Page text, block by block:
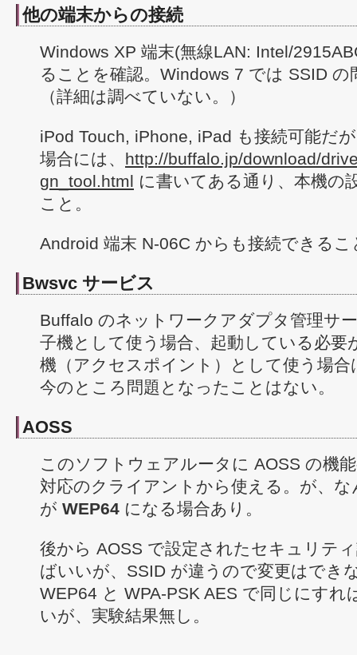
他の端末からの接続
Windows XP 端末(無線LAN: Intel/
ることを確認。Windows 7 では SSID の
（詳細は調べていない。）
iPod Touch, iPhone, iPad も接続可能だ
場合には、 http://buffalo.jp/download/
gn_tool.html に書いてある通り、本機の
こと。
Android 端末 N-06C からも接続できるこ
Bwsvc サービス
Buffalo のネットワークアダプタ管理サ
子機として使う場合、起動している必要
機（アクセスポイント）として使う場
今のところ問題となったことはない。
AOSS
このソフトウェアルータに AOSS の機
対応のクライアントから使える。が、
が WEP64 になる場合あり。
後から AOSS で設定されたセキュリテ
ばいいが、SSID が違うので変更はでき
WEP64 と WPA-PSK AES で同じにすれ
いが、実験結果無し。